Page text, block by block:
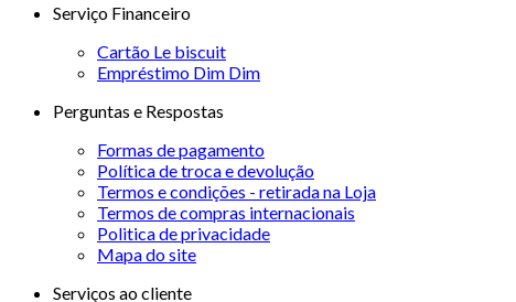
Serviço Financeiro
Cartão Le biscuit
Empréstimo Dim Dim
Perguntas e Respostas
Formas de pagamento
Política de troca e devolução
Termos e condições - retirada na Loja
Termos de compras internacionais
Politica de privacidade
Mapa do site
Serviços ao cliente